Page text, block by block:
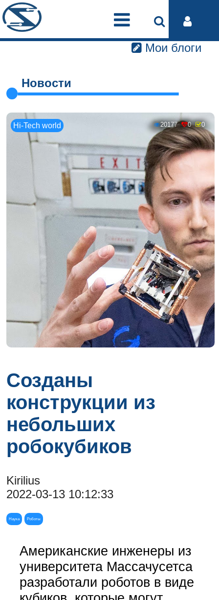
Мои блоги
Новости
Hi-Tech world 20177 0 0
Созданы
конструкции из
небольших
робокубиков
Kirilius
2022-03-13 10:12:33
Наука Роботы
Американские инженеры из
университета Массачусетса
разработали роботов в виде